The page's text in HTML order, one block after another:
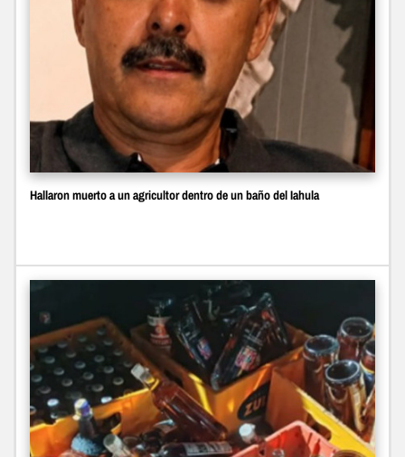
Hallaron muerto a un agricultor dentro de un baño del Iahula